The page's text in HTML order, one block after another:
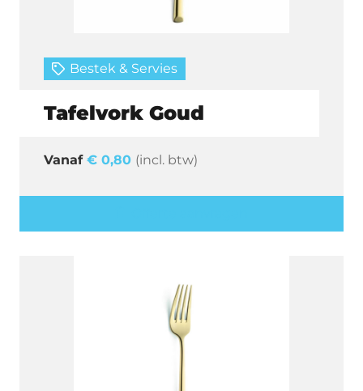
Bestek & Servies
Tafelvork Goud
€ 0,80 (incl. btw)